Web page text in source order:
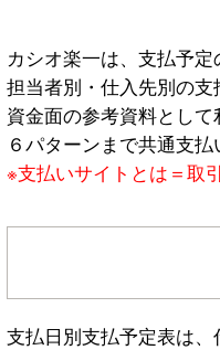
カシオ楽一は、支払予定
担当者別・仕入先別の
資金面の参考資料として
６パターンまで共通支払
※支払いサイ トとは＝取
支払日別支払予定表は